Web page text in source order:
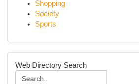
Shopping
Society
Sports
Web Directory Search